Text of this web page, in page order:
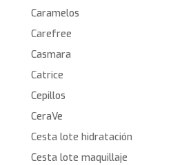
Caramelos
Carefree
Casmara
Catrice
Cepillos
CeraVe
Cesta lote hidratación
Cesta lote maquillaje